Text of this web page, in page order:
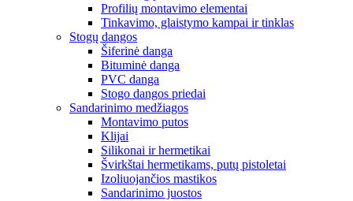
Profilių montavimo elementai
Tinkavimo, glaistymo kampai ir tinklas
Stogų dangos
Šiferinė danga
Bituminė danga
PVC danga
Stogo dangos priedai
Sandarinimo medžiagos
Montavimo putos
Klijai
Silikonai ir hermetikai
Švirkštai hermetikams, putų pistoletai
Izoliuojančios mastikos
Sandarinimo juostos